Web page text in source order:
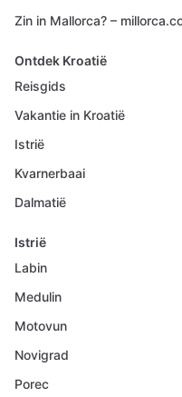
Zin in Mallorca? –
Ontdek Kroatië
Reisgids
Vakantie in Kroatië
Istrië
Kvarnerbaai
Dalmatië
Istrië
Labin
Medulin
Motovun
Novigrad
Porec